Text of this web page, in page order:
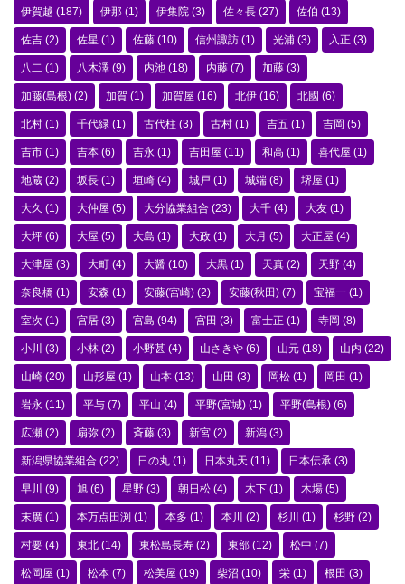
伊賀越 (187) 伊那 (1) 伊集院 (3) 佐々長 (27) 佐伯 (13)
佐吉 (2) 佐星 (1) 佐藤 (10) 信州諏訪 (1) 光浦 (3) 入正 (3)
八二 (1) 八木澤 (9) 内池 (18) 内藤 (7) 加藤 (3)
加藤(島根) (2) 加賀 (1) 加賀屋 (16) 北伊 (16) 北國 (6)
北村 (1) 千代緑 (1) 古代柱 (3) 古村 (1) 吉五 (1) 吉岡 (5)
吉市 (1) 吉本 (6) 吉永 (1) 吉田屋 (11) 和高 (1) 喜代屋 (1)
地蔵 (2) 坂長 (1) 垣崎 (4) 城戸 (1) 城端 (8) 堺屋 (1)
大久 (1) 大仲屋 (5) 大分協業組合 (23) 大千 (4) 大友 (1)
大坪 (6) 大屋 (5) 大島 (1) 大政 (1) 大月 (5) 大正屋 (4)
大津屋 (3) 大町 (4) 大醤 (10) 大黒 (1) 天真 (2) 天野 (4)
奈良橋 (1) 安森 (1) 安藤(宮崎) (2) 安藤(秋田) (7) 宝福一 (1)
室次 (1) 宮居 (3) 宮島 (94) 宮田 (3) 富士正 (1) 寺岡 (8)
小川 (3) 小林 (2) 小野甚 (4) 山さきや (6) 山元 (18) 山内 (22)
山崎 (20) 山形屋 (1) 山本 (13) 山田 (3) 岡松 (1) 岡田 (1)
岩永 (11) 平与 (7) 平山 (4) 平野(宮城) (1) 平野(島根) (6)
広瀬 (2) 扇弥 (2) 斉藤 (3) 新宮 (2) 新潟 (3)
新潟県協業組合 (22) 日の丸 (1) 日本丸天 (11) 日本伝承 (3)
早川 (9) 旭 (6) 星野 (3) 朝日松 (4) 木下 (1) 木場 (5)
末廣 (1) 本万点田渕 (1) 本多 (1) 本川 (2) 杉川 (1) 杉野 (2)
村要 (4) 東北 (14) 東松島長寿 (2) 東部 (12) 松中 (7)
松岡屋 (1) 松本 (7) 松美屋 (19) 柴沼 (10) 栄 (1) 根田 (3)